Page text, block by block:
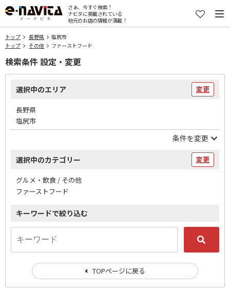
さぁ、今すぐ検索！
ナビタに掲載されている
地元のお店の情報が満載！
トップ 長野県
塩尻市
トップ
その他 ファーストフード
検索条件 設定・変更
選択中のエリア 変更
長野県
塩尻市
条件を変更
選択中のカテゴリー 変更
グルメ・飲食 / その他
ファーストフード
キーワードで絞り込む
TOPページに戻る